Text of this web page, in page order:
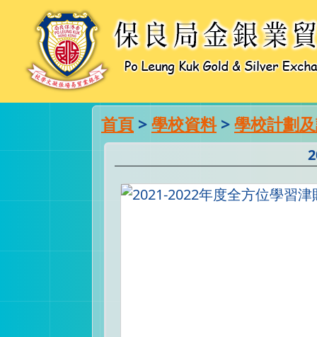
首頁 >學校資料>學校計劃